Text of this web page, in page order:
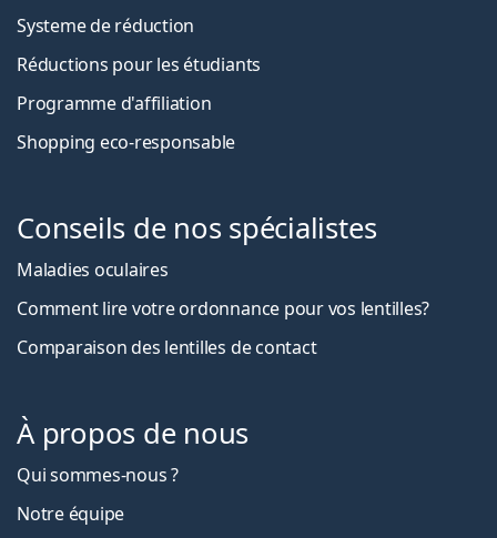
Systeme de réduction
Réductions pour les étudiants
Programme d'affiliation
Shopping eco-responsable
Conseils de nos spécialistes
Maladies oculaires
Comment lire votre ordonnance pour vos lentilles?
Comparaison des lentilles de contact
À propos de nous
Qui sommes-nous ?
Notre équipe